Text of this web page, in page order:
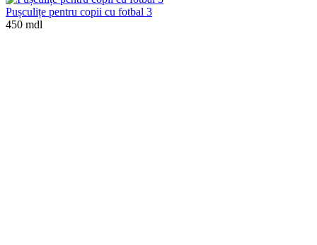
Pușculițe pentru copii cu fotbal 3
450 mdl